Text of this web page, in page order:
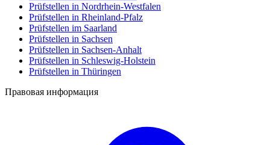
Prüfstellen in Nordrhein-Westfalen
Prüfstellen in Rheinland-Pfalz
Prüfstellen im Saarland
Prüfstellen in Sachsen
Prüfstellen in Sachsen-Anhalt
Prüfstellen in Schleswig-Holstein
Prüfstellen in Thüringen
Правовая информация